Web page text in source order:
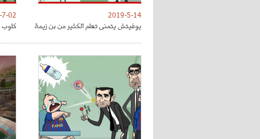
2019-5-14
يوفيتش يتمنى تعلم الكثير من بن زيمة
7-02
كلوب